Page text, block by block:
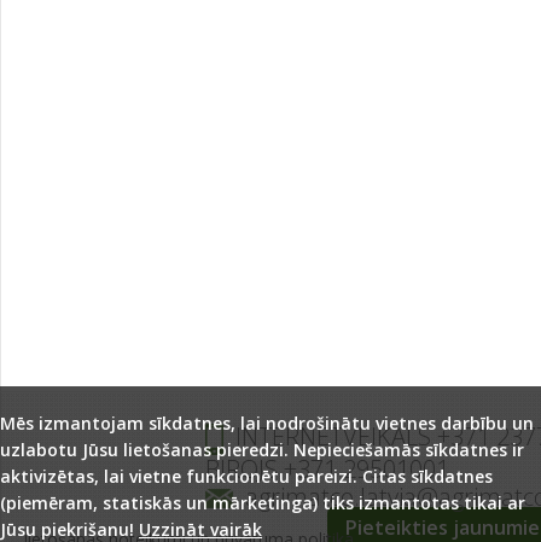
Pieteikties
INTERNETVEIKALS +371
BIROJS +371 29501001
Mēs izmantojam sīkdatnes, lai nodrošinātu vietnes darbību un
uzlabotu Jūsu lietošanas pieredzi. Nepieciešamās sīkdatnes ir
aktivizētas, lai vietne funkcionētu pareizi. Citas sīkdatnes
(piemēram, statiskās un mārketinga) tiks izmantotas tikai ar
Jūsu piekrišanu! Uzzināt vairāk